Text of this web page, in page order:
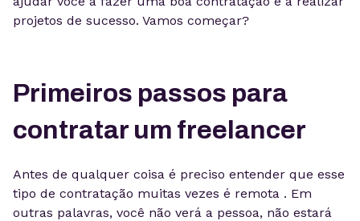
projetos de sucesso. Vamos começar?
Primeiros passos para
contratar um freelancer
Antes de qualquer coisa é preciso entender que esse
tipo de contratação muitas vezes é remota . Em
outras palavras, você não verá a pessoa, não estará